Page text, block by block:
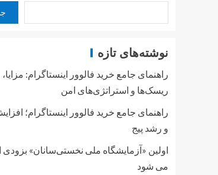
نوشته‌های تازه
راهنمای جامع خرید فالوور اینستاگرام: مزایا،
ریسک‌ها و استراتژی‌های امن
راهنمای جامع خرید فالوور اینستاگرام؛
و رشد پیج
اولین «آزمایشگاه ملی نخستی‌سانان» بزودی
می شود